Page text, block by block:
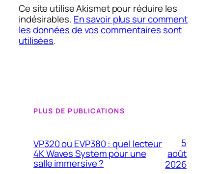
Ce site utilise Akismet pour réduire les
indésirables. En savoir plus sur comment
les données de vos commentaires sont
utilisées.
PLUS DE PUBLICATIONS
VP320 ou EVP380 : quel lecteur
4K Waves System pour une
salle immersive ?
5
août
2026